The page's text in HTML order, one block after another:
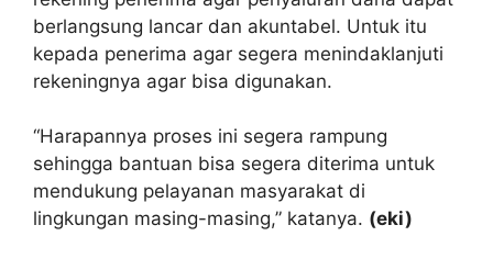
berlangsung lancar dan akuntabel. Untuk itu
kepada penerima agar segera menindaklanjuti
rekeningnya agar bisa digunakan.
“Harapannya proses ini segera rampung
sehingga bantuan bisa segera diterima untuk
mendukung pelayanan masyarakat di
lingkungan masing-masing,” katanya. (eki)